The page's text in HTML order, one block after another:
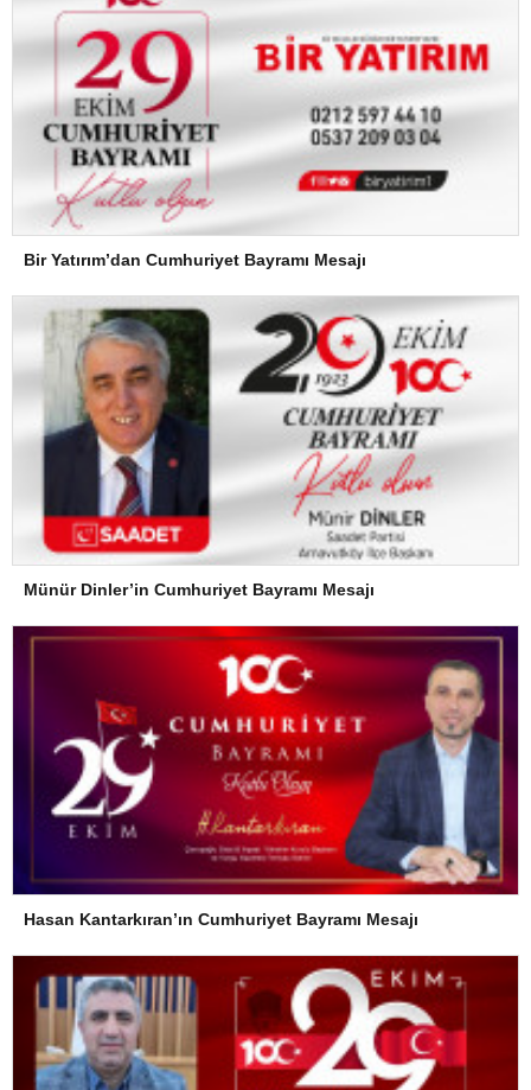
Bir Yatırım’dan Cumhuriyet Bayramı Mesajı
Münür Dinler’in Cumhuriyet Bayramı Mesajı
Hasan Kantarkıran’ın Cumhuriyet Bayramı Mesajı